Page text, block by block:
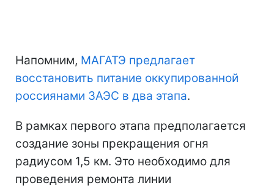
Напомним, МАГАТЭ предлагает
восстановить питание оккупированной
россиянами ЗАЭС в два этапа.
В рамках первого этапа предполагается
создание зоны прекращения огня
радиусом 1,5 км. Это необходимо для
проведения ремонта линии